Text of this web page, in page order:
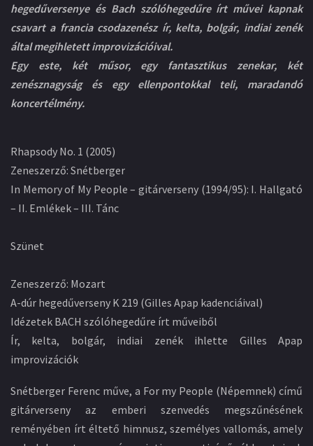
hegedűversenye és Bach szólóhegedűre írt művei kapnak
csavart a francia csodazenész ír, kelta, bolgár, indiai zenék
által megihletett improvizációival.
Egy este, két műsor, egy fantasztikus zenekar, két
zenésznagyság és egy ellenpontokkal teli, maradandó
koncertélmény.
Rhapsody No. 1 (2005)
Zeneszerző: Snétberger
In Memory of My People – gitárverseny (1994/95): I. Hallgató
– II. Emlékek – III. Tánc
Szünet
Zeneszerző: Mozart
A-dúr hegedűverseny K 219 (Gilles Apap kadenciáival)
Idézetek BACH szólóhegedűre írt műveiből
Ír, kelta, bolgár, indiai zenék ihlette Gilles Apap
improvizációk
Snétberger Ferenc műve, a For my People (Népemnek) című
gitárverseny az emberi szenvedés megszűnésének
reményében írt éltető himnusz, személyes vallomás, amely